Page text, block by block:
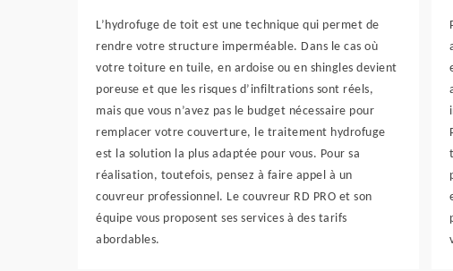
L’hydrofuge de toit est une technique qui permet de
rendre votre structure imperméable. Dans le cas où
votre toiture en tuile, en ardoise ou en shingles devient
poreuse et que les risques d’infiltrations sont réels,
mais que vous n’avez pas le budget nécessaire pour
remplacer votre couverture, le traitement hydrofuge
est la solution la plus adaptée pour vous. Pour sa
réalisation, toutefois, pensez à faire appel à un
couvreur professionnel. Le couvreur RD PRO et son
équipe vous proposent ses services à des tarifs
abordables.